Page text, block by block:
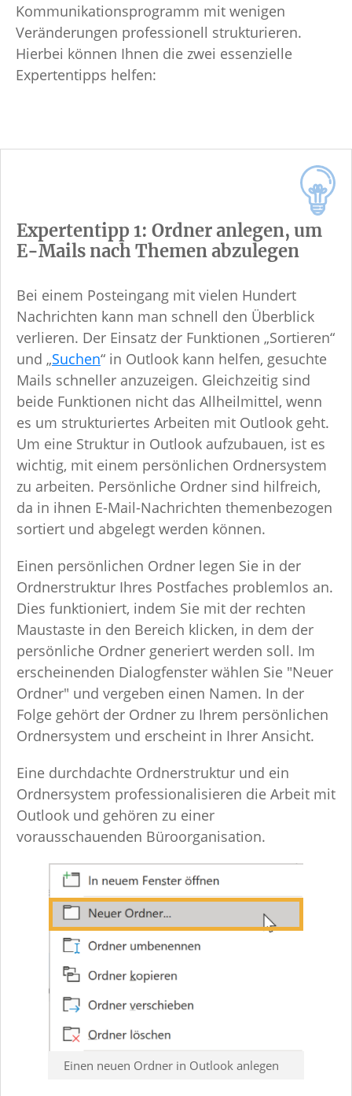
Kommunikationsprogramm mit wenigen
Veränderungen professionell strukturieren.
Hierbei können Ihnen die zwei essenzielle
Expertentipps helfen:
Expertentipp 1: Ordner anlegen, um
E-Mails nach Themen abzulegen
Bei einem Posteingang mit vielen Hundert
Nachrichten kann man schnell den Überblick
verlieren. Der Einsatz der Funktionen „Sortieren“
und „Suchen“ in Outlook kann helfen, gesuchte
Mails schneller anzuzeigen. Gleichzeitig sind
beide Funktionen nicht das Allheilmittel, wenn
es um strukturiertes Arbeiten mit Outlook geht.
Um eine Struktur in Outlook aufzubauen, ist es
wichtig, mit einem persönlichen Ordnersystem
zu arbeiten. Persönliche Ordner sind hilfreich,
da in ihnen E-Mail-Nachrichten themenbezogen
sortiert und abgelegt werden können.
Einen persönlichen Ordner legen Sie in der
Ordnerstruktur Ihres Postfaches problemlos an.
Dies funktioniert, indem Sie mit der rechten
Maustaste in den Bereich klicken, in dem der
persönliche Ordner generiert werden soll. Im
erscheinenden Dialogfenster wählen Sie "Neuer
Ordner" und vergeben einen Namen. In der
Folge gehört der Ordner zu Ihrem persönlichen
Ordnersystem und erscheint in Ihrer Ansicht.
Eine durchdachte Ordnerstruktur und ein
Ordnersystem professionalisieren die Arbeit mit
Outlook und gehören zu einer
vorausschauenden Büroorganisation.
Einen neuen Ordner in Outlook anlegen